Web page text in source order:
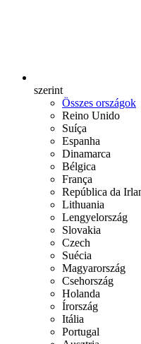
szerint
Összes országok
Reino Unido
Suíça
Espanha
Dinamarca
Bélgica
França
República da
Lithuania
Lengyelország
Slovakia
Czech
Suécia
Magyarország
Csehország
Holanda
Írország
Itália
Portugal